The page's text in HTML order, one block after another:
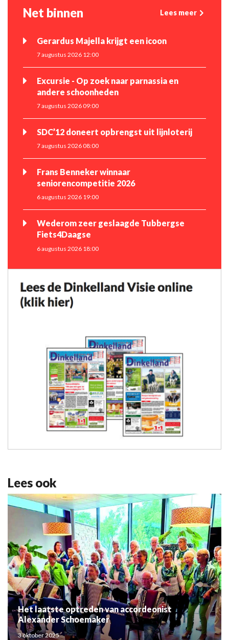
Net binnen Lees meer
Gerardus Majella krijgt een icoon
7 augustus 2026 12:00
Excursie - Op zoek naar parnassia en
andere schoonheden
7 augustus 2026 09:00
SDC’12 doneert opbrengst uit lijnloterij
7 augustus 2026 08:00
Frans Benneker winnaar
seniorencompetitie 2026
6 augustus 2026 19:00
Wederom zeer geslaagde Tubbergse
Fiets4Daagse
6 augustus 2026 18:00
Lees ook
Het laatste optreden van accordeonist
Alexander Schoemaker
3 oktober 2025